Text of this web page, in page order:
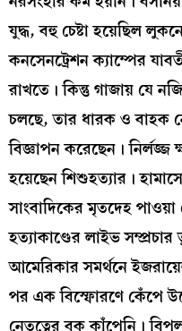
যুদ্ধ, বহু চেষ্টা হয়েছিল
কনসেনট্রেশন ক্যাম্পের
রাখতে। কিন্তু গাজায় যে
চলছে, তার ধারক ও বাহক
বিজ্ঞাপন করেছেন।
হয়েছেন শিশুহত্যার।
সাংবাদিকের মৃতদেহ পাওয়া
হত্যাকাণ্ডের লাইভ
আমেরিকার সমর্থনে
পর এক বিস্ফোরণে কেঁপে